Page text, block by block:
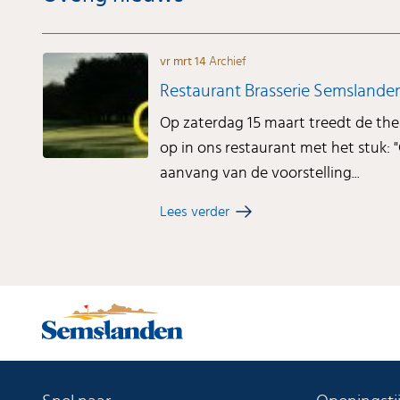
vr mrt 14 Archief
Restaurant Brasserie
Op zaterdag 15 maart treedt de
op in ons restaurant met het stuk:
aanvang van de voorstelling...
Lees verder